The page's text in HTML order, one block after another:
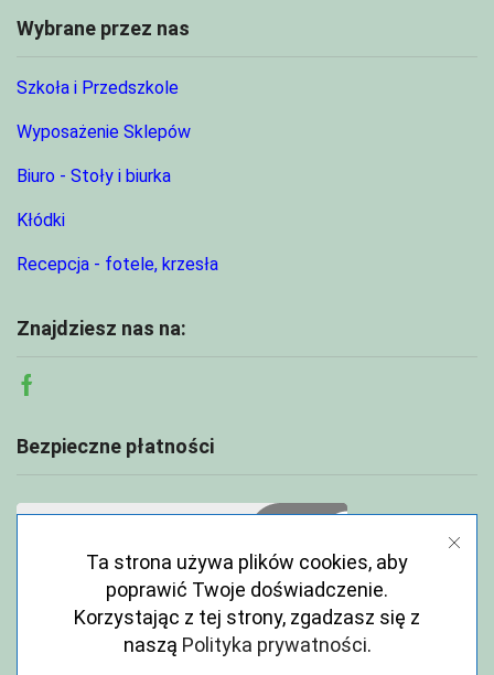
Wybrane przez nas
Szkoła i Przedszkole
Wyposażenie Sklepów
Biuro - Stoły i biurka
Kłódki
Recepcja - fotele, krzesła
Znajdziesz nas na:
Facebook
Bezpieczne płatności
Ta strona używa plików cookies, aby
poprawić Twoje doświadczenie.
Korzystając z tej strony, zgadzasz się z
naszą Polityka prywatności.